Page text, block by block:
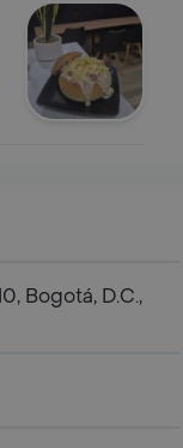
Bogotá, D.C.,